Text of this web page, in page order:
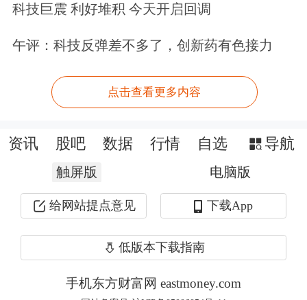
补帧与贴图制作已实现高效渗透，3D
资产则处于前端提效阶段；3）程序
显著提升研发效率，25年末Unity开发
77%；4）运营端，买量素材生产、AI
客服与智能营销等领域应用成熟。我们
测算，当前AI的应用可节约全球现有从
业者总数的三分之一，带动供给端AI综
的成本节约。
科技巨震 利好堆积 今天开启回调
午评：科技反弹差不多了，创新药有色接力
点击查看更多内容
资讯 股吧 数据 行情 自选 导航
触屏版 电脑版
给网站提点意见 下载App
低版本下载指南
手机东方财富网 eastmoney.com